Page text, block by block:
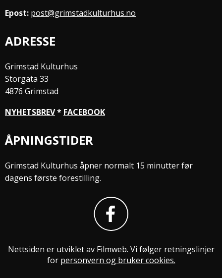
Epost: post@grimstadkulturhus.no
ADRESSE
Grimstad Kulturhus
Storgata 33
4876 Grimstad
NYHETSBREV* FACEBOOK
ÅPNINGSTIDER
Grimstad Kulturhus åpner normalt 15 minutter før
dagens første forestilling.
Nettsiden er utviklet av Filmweb. Vi følger retningslinjer
for personvern og bruker cookies.